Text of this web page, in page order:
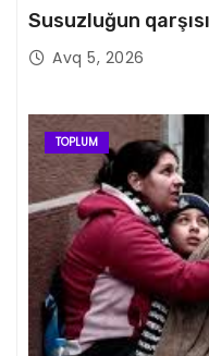
Susuzluğun
Avq 5, 2026
TOPLUM